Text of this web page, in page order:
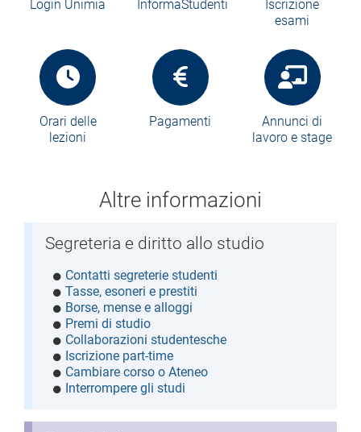
Login Unimia InformaStudenti
Iscrizione
esami
Orari delle
lezioni
Pagamenti
Annunci di
lavoro e stage
Altre informazioni
Segreteria e diritto allo studio
Contatti segreterie studenti
Tasse, esoneri e prestiti
Borse, mense e alloggi
Premi di studio
Collaborazioni studentesche
Iscrizione part-time
Cambiare corso o Ateneo
Interrompere gli studi